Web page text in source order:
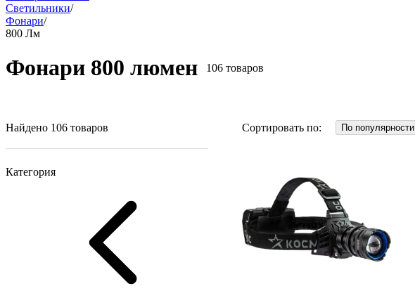
Светильники/
Фонари/
800 Лм
Фонари 800 люмен 106 товаров
Найдено 106 товаров
Категория
Сортировать по: По популярности